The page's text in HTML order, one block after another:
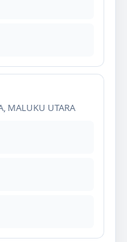
, MALUKU UTARA